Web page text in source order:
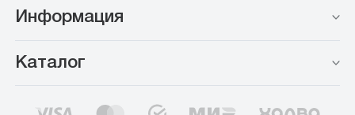
Информация
Каталог